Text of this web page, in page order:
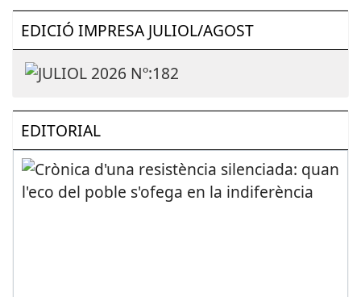
EDICIÓ IMPRESA JULIOL/AGOST
EDITORIAL